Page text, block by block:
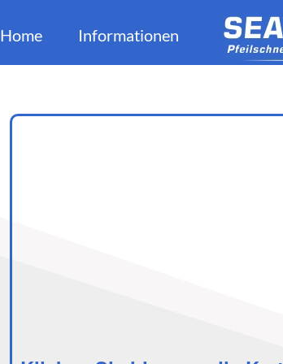
Home Informationen